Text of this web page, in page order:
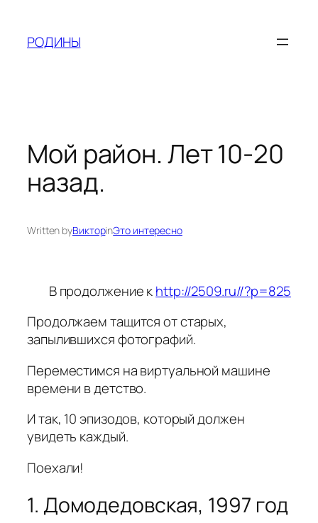
content
РОДИНЫ
Мой район. Лет 10-20
назад.
Written byВикторinЭто интересно
В продолжение кhttp://2509.ru//?p=825
Продолжаем тащится от старых,
запылившихся фотографий.
Переместимся на виртуальной машине
времени в детство.
И так, 10 эпизодов, который должен
увидеть каждый.
Поехали!
1. Домодедовская, 1997 год